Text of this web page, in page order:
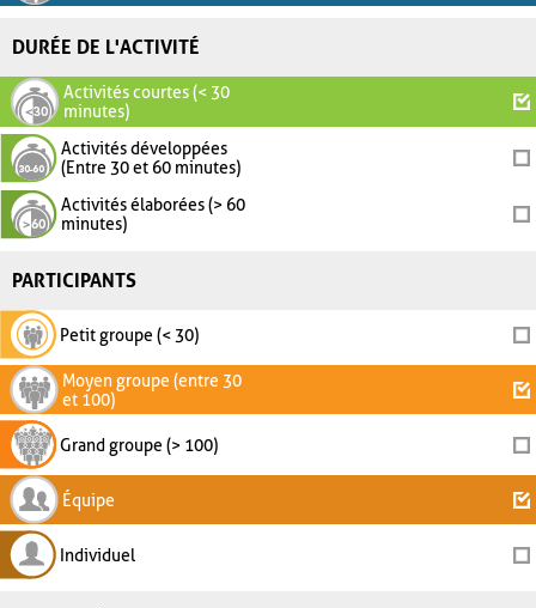
DURÉE DE L'ACTIVITÉ
Activités courtes (< 30
minutes)
Activités développées
(Entre 30 et 60 minutes)
Activités élaborées (> 60
minutes)
PARTICIPANTS
Petit groupe (< 30)
Moyen groupe (entre 30
et 100)
Grand groupe (> 100)
Équipe
Individuel